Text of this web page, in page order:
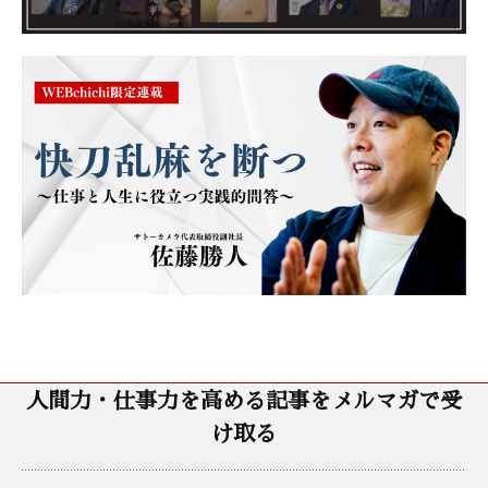
人間力・仕事力を高める記事をメルマガで受
け取る